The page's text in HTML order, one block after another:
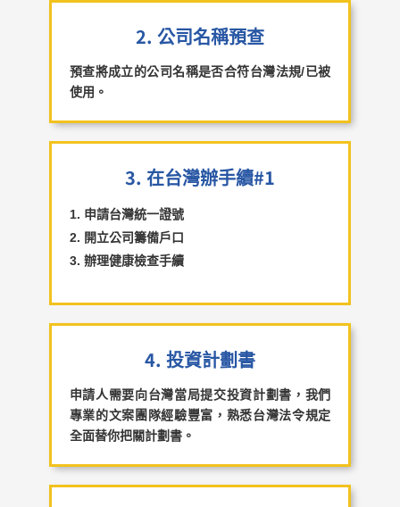
2. 公司名稱預查
預查將成立的公司名稱是否合符台灣法規/已被
使用。
3. 在台灣辦手續#1
申請台灣統一證號
開立公司籌備戶口
辦理健康檢查手續
4. 投資計劃書
申請人需要向台灣當局提交投資計劃書，我們
專業的文案團隊經驗豐富，熟悉台灣法令規定
全面替你把關計劃書。